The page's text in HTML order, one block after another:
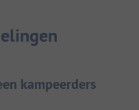
kampeerders